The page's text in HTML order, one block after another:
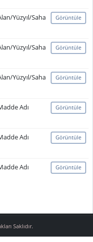
Yüzyıl/Saha Görüntüle
Yüzyıl/Saha Görüntüle
Yüzyıl/Saha Görüntüle
Adı Görüntüle
Adı Görüntüle
Adı Görüntüle
Saklıdır.